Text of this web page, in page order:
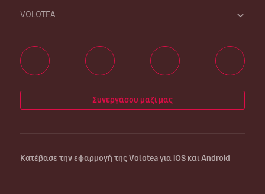
VOLOTEA
Συνεργάσου μαζί μας
Κατέβασε την εφαρμογή της Volotea για iOS και Android